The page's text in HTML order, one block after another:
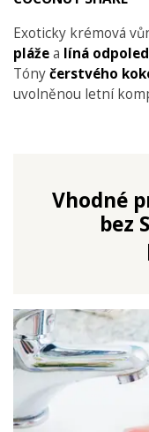
Exoticky krémová
plážea líná
Tónyčerstvého
uvolněnou letní
Vhodné
bez